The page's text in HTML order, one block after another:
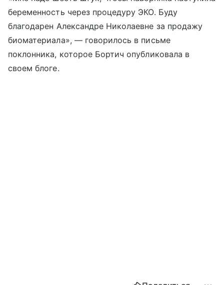
беременность через процедуру ЭКО. Буду
благодарен Александре Николаевне за продажу
биоматериала», — говорилось в письме
поклонника, которое Бортич опубликовала в
своем блоге.